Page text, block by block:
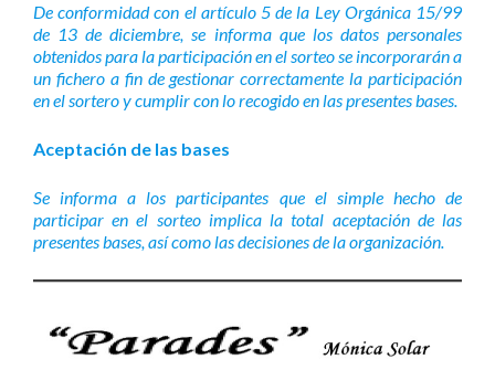
De conformidad con el artículo 5 de la Ley Orgánica 15/99
de 13 de diciembre, se informa que los datos personales
obtenidos para la participación en el sorteo se incorporarán a
un fichero a fin de gestionar correctamente la participación
en el sortero y cumplir con lo recogido en las presentes bases.
Aceptación de las bases
Se informa a los participantes que el simple hecho de
participar en el sorteo implica la total aceptación de las
presentes bases, así como las decisiones de la organización.